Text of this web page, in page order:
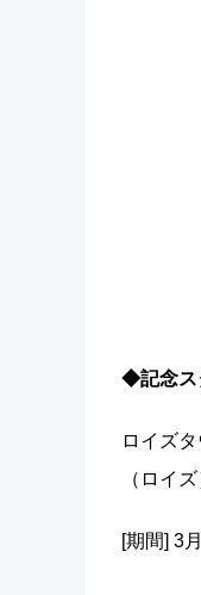
◆記念ス
ロイズ
（ロイズ
[期間] 3